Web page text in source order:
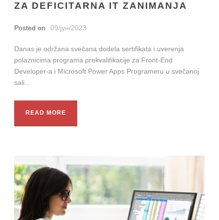
ZA DEFICITARNA IT ZANIMANJA
Posted on 09/јун/2023
Danas je održana svečana dodela sertifikata i uverenja
polaznicima programa prekvalifikacije za Front-End
Developer-a i Microsoft Power Apps Programeru u svečanoj
sali...
READ MORE